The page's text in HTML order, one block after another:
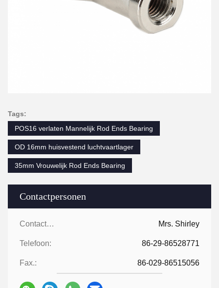
Contactpersonen
Contactpersonen: Mrs. Shirley
Telefoon: 86-29-86528771
Fax.: 86-029-86515056
Tags:
POS16 verlaten Mannelijk Rod Ends Bearing
OD 16mm huisvestend luchtvaartlager
35mm Vrouwelijk Rod Ends Bearing